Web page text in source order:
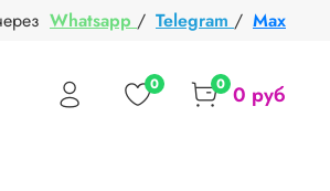
Whatsapp / Telegram / Max
0 0 0 руб